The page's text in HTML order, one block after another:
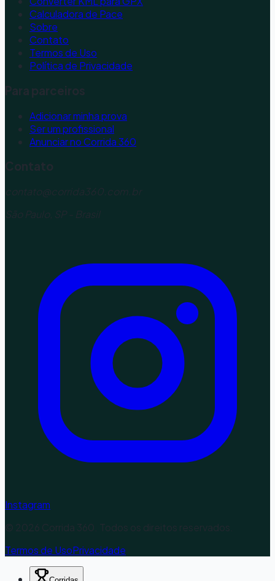
Calculadora de Pace
Sobre
Contato
Termos de Uso
Política de Privacidade
Para parceiros
Adicionar minha prova
Ser um profissional
Anunciar no Corrida 360
Contato
contato@corrida360.com.br
São Paulo, SP - Brasil
Instagram
© 2026 Corrida 360. Todos os direitos reservados.
Termos de UsoPrivacidade